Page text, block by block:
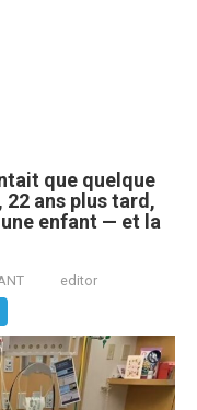
que quelque
22 ans plus tard,
enfant — et la
editor